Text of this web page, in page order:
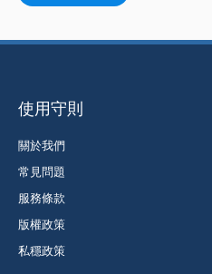
使用守則
關於我們
常見問題
服務條款
版權政策
私穩政策